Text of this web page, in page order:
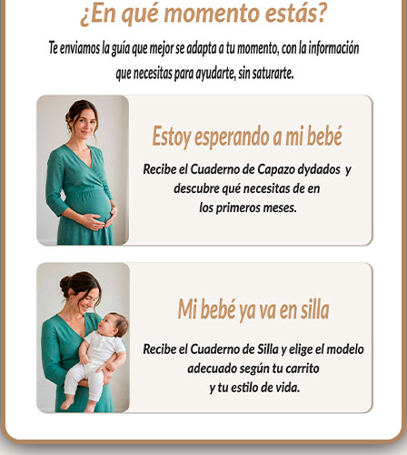
bebé. Cambiador en tejido piqué de
En el interior tejido blanco e impermeable
para los posibles escapes del bebé.
Muy fácil de limpiar por el lado interior,
puedes limpiar con paño húmedo y
cuando necesites puedes lavar en
lavadora, siempre agua fría, jabones no
abrasivos y secado al natural.
Medidas: 38 x 58 cms
PRODUCTOS
RELACIONADOS